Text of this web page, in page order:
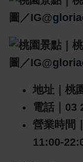
圖／IG@
圖／IG@
地址｜桃
電話｜03
營業時間
11:00-